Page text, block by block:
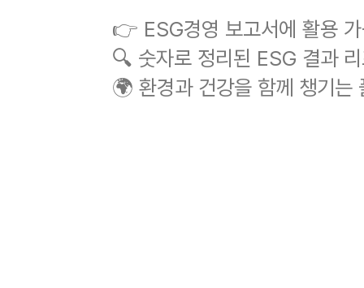
👉 ESG경영 보고서에 활용
🔍 숫자로 정리된 ESG 결과
🌍 환경과 건강을 함께 챙기는